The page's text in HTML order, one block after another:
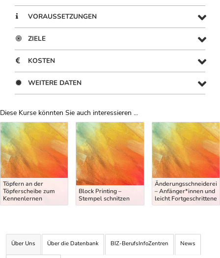
VORAUSSETZUNGEN
ZIELE
KOSTEN
WEITERE DATEN
Diese Kurse könnten Sie auch interessieren ...
Uber Weiterbildungsvorschläge
Töpfern an der
Töpferscheibe zum
Kennenlernen
Block Printing –
Stempel schnitzen
Änderungsschneiderei
– Anfänger*innen und
leicht Fortgeschrittene
Über Uns Über die Datenbank BIZ-BerufsInfoZentren News